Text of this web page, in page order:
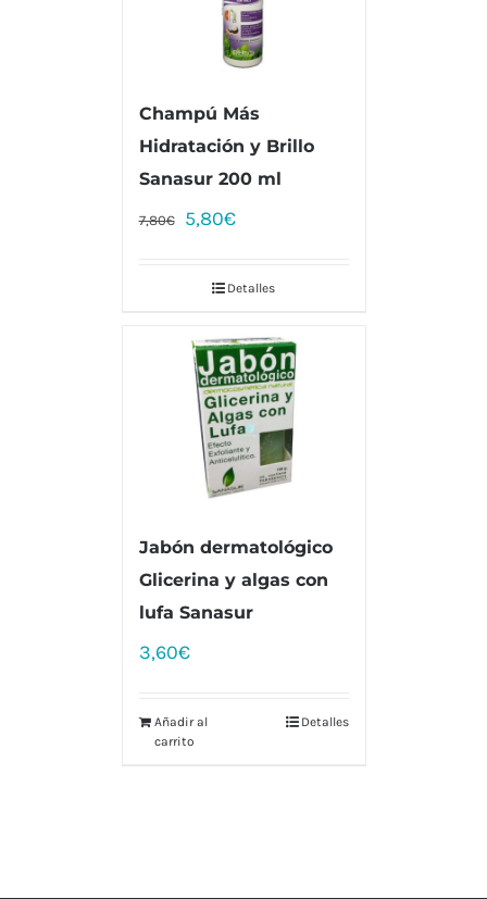
Champú Más
Hidratación y Brillo
Sanasur 200 ml
7,80€ 5,80€
Detalles
Jabón dermatológico
Glicerina y algas con
lufa Sanasur
3,60€
Añadir al
carrito
Detalles